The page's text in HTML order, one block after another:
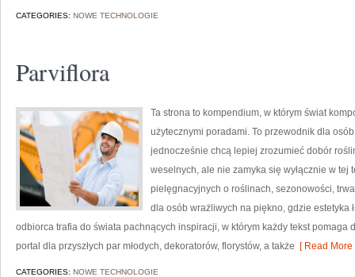
CATEGORIES: NOWE TECHNOLOGIE
Parviflora
Ta strona to kompendium, w którym świat
użytecznymi poradami. To przewodnik dla
jednocześnie chcą lepiej zrozumieć dobór
weselnych, ale nie zamyka się wyłącznie w
pielęgnacyjnych o roślinach, sezonowości,
dla osób wrażliwych na piękno, gdzie estetyka
odbiorca trafia do świata pachnących inspiracji, w którym każdy tekst
portal dla przyszłych par młodych, dekoratorów, florystów, a także [ Read More
CATEGORIES: NOWE TECHNOLOGIE